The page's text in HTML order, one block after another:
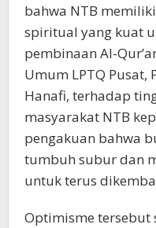
bahwa NTB
spiritual yang kuat
pembinaan Al-
Umum LPTQ Pusat,
Hanafi, terhadap
masyarakat NTB
pengakuan bahwa
tumbuh subur dan
untuk terus
Optimisme tersebut